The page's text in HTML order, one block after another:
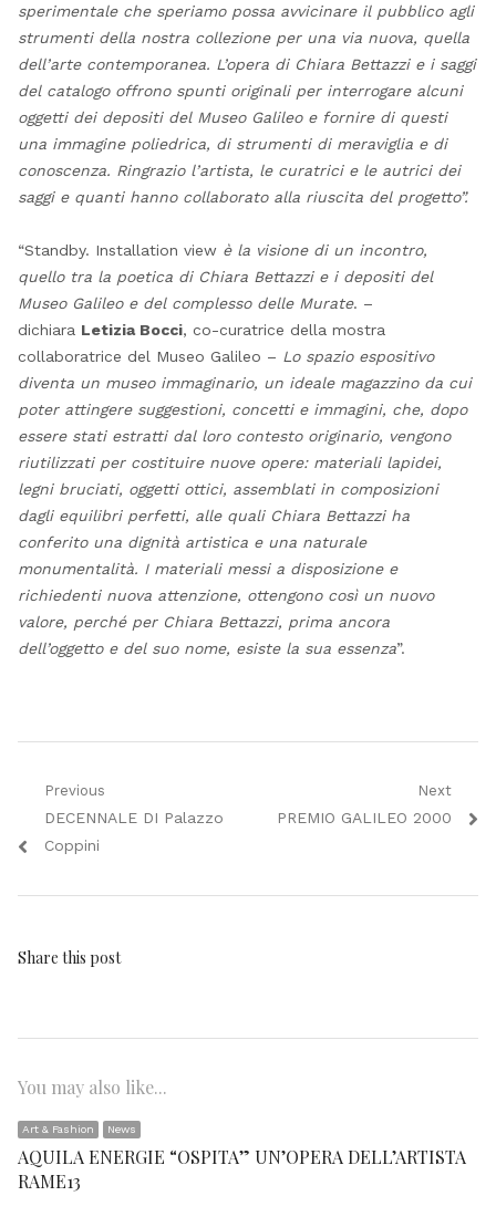
sperimentale che speriamo possa avvicinare il pubblico agli
strumenti della nostra collezione per una via nuova, quella
dell’arte contemporanea. L’opera di Chiara Bettazzi e i saggi
del catalogo offrono spunti originali per interrogare alcuni
oggetti dei depositi del Museo Galileo e fornire di questi
una immagine poliedrica, di strumenti di meraviglia e di
conoscenza. Ringrazio l’artista, le curatrici e le autrici dei
saggi e quanti hanno collaborato alla riuscita del progetto”.
“Standby. Installation view è la visione di un incontro,
quello tra la poetica di Chiara Bettazzi e i depositi del
Museo Galileo e del complesso delle Murate. –
dichiara Letizia Bocci, co-curatrice della mostra
collaboratrice del Museo Galileo – Lo spazio espositivo
diventa un museo immaginario, un ideale magazzino da cui
poter attingere suggestioni, concetti e immagini, che, dopo
essere stati estratti dal loro contesto originario, vengono
riutilizzati per costituire nuove opere: materiali lapidei,
legni bruciati, oggetti ottici, assemblati in composizioni
dagli equilibri perfetti, alle quali Chiara Bettazzi ha
conferito una dignità artistica e una naturale
monumentalità. I materiali messi a disposizione e
richiedenti nuova attenzione, ottengono così un nuovo
valore, perché per Chiara Bettazzi, prima ancora
dell’oggetto e del suo nome, esiste la sua essenza”.
Navigazione
articoli
Previous
Previous
post:
DECENNALE DI Palazzo
Coppini
Next
Next
PREMIO GALILEO 2000
Share this post
You may also like...
Art & Fashion News
AQUILA ENERGIE “OSPITA” UN’OPERA DELL’ARTISTA
RAME13